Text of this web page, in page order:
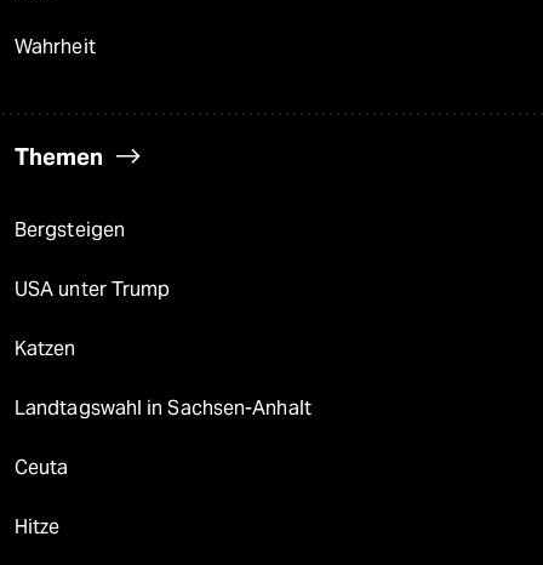
Wahrheit
Themen
Bergsteigen
USA unter Trump
Katzen
Landtagswahl in Sachsen-Anhalt
Ceuta
Hitze